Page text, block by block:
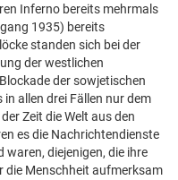
Inferno bereits mehrmals
1935) bereits
standen sich bei der
der westlichen
der sowjetischen
allen drei Fällen nur dem
Zeit die Welt aus den
es die Nachrichtendienste
waren, diejenigen, die ihre
die Menschheit aufmerksam